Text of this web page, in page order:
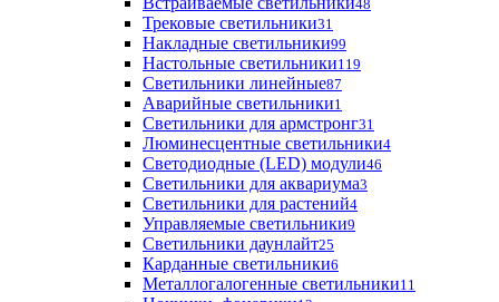
48
Трековые светильники31
Накладные светильники99
Настольные светильники119
Светильники линейные87
Аварийные светильники1
Светильники для армстронг31
Люминесцентные светильники4
Светодиодные (LED) модули46
Светильники для аквариума3
Светильники для растений4
Управляемые светильники9
Светильники даунлайт25
Карданные светильники6
Металлогалогенные светильники11